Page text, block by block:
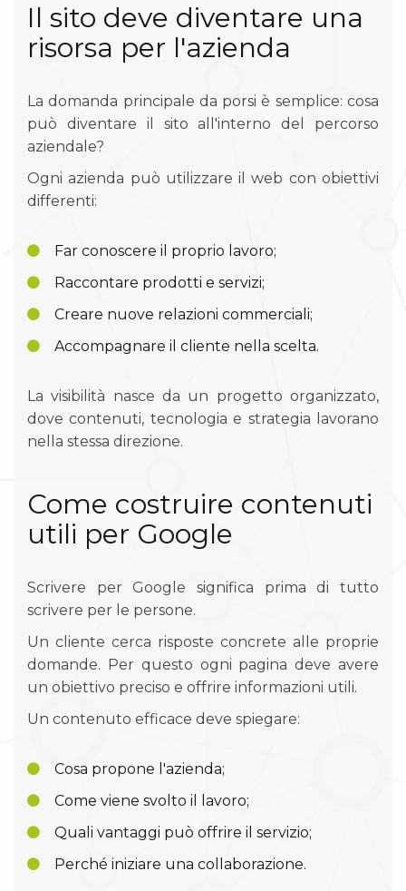
Il sito deve diventare una
risorsa per l'azienda
La domanda principale da porsi è semplice: cosa
può diventare il sito all'interno del percorso
aziendale?
Ogni azienda può utilizzare il web con obiettivi
differenti:
Far conoscere il proprio lavoro;
Raccontare prodotti e servizi;
Creare nuove relazioni commerciali;
Accompagnare il cliente nella scelta.
La visibilità nasce da un progetto organizzato,
dove contenuti, tecnologia e strategia lavorano
nella stessa direzione.
Come costruire contenuti
utili per Google
Scrivere per Google significa prima di tutto
scrivere per le persone.
Un cliente cerca risposte concrete alle proprie
domande. Per questo ogni pagina deve avere
un obiettivo preciso e offrire informazioni utili.
Un contenuto efficace deve spiegare:
Cosa propone l'azienda;
Come viene svolto il lavoro;
Quali vantaggi può offrire il servizio;
Perché iniziare una collaborazione.